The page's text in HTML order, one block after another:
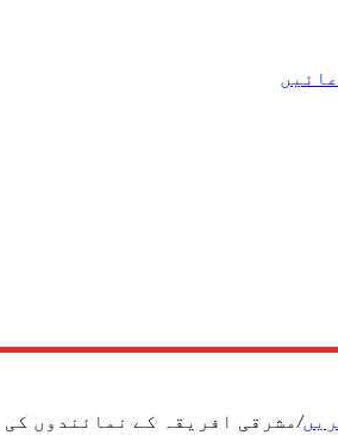
/مشرقی افریقہ کے نمائندوں